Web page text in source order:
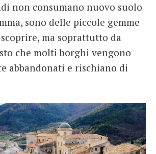
non consumano nuovo suolo
sono delle piccole gemme
ma soprattutto da
che molti borghi vengono
abbandonati e rischiano di